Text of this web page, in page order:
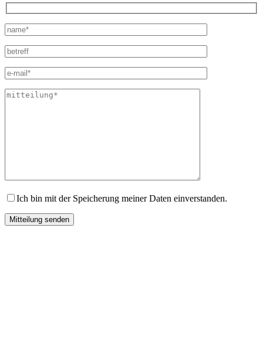
Ich bin mit der Speicherung meiner Daten einverstanden.